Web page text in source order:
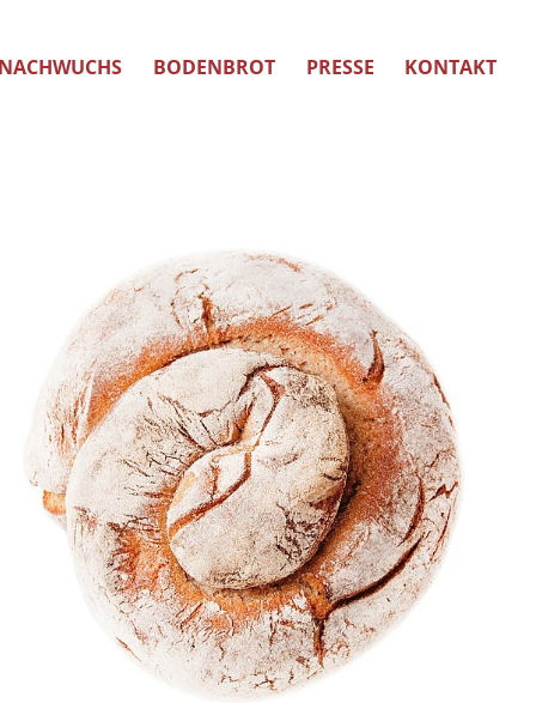
BODENBROT PRESSE KONTAKT